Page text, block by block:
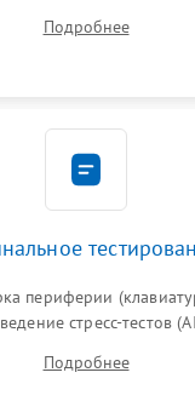
и накопителей.
Подробнее
периферии
стресс-тестов
режима и
под пиковой
Подробнее